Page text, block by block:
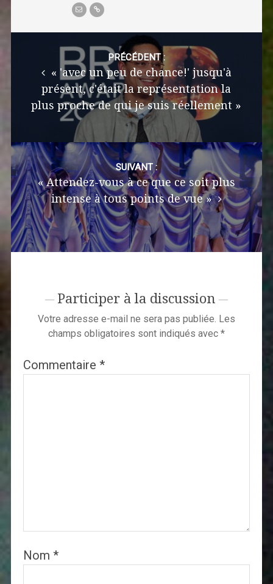
navigation
PRÉCÉDENT :
« 'avec un peu de chance!' jusqu'à
présent, c'était la représentation la
plus proche de qui je suis réellement »
SUIVANT :
« Attendez-vous à ce que ce soit plus
intense à tous points de vue »
Participer à la discussion
Votre adresse e-mail ne sera pas publiée. Les
champs obligatoires sont indiqués avec *
Commentaire *
Nom *